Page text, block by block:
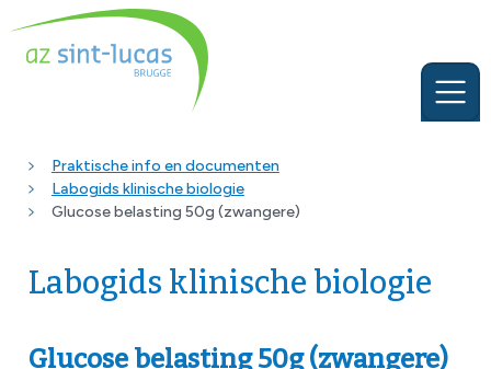
Praktische info en documenten
Labogids klinische biologie
Glucose belasting 50g (zwangere)
Labogids klinische biologie
Glucose belasting 50g (zwangere)